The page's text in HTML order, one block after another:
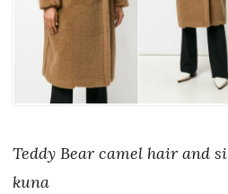
Teddy Bear camel hair and
kuna